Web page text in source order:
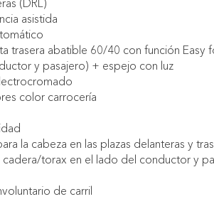
(DRL)
asistida
trasera abatible 60/40 con función Easy
y pasajero) + espejo con luz
color carrocería
la cabeza en las plazas delanteras y
torax en el lado del conductor y
de carril